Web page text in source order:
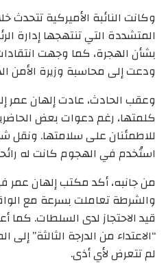
وكانت النائبة الأميركية
المتشددة التي تنتهجها إدارة
بشأن الهجرة، كما وجهت
ودعت إلى محاسبة وزيرة الأمن
وعقب الحادث، عادت إلهان عمر
كلمتها، رغم دعوات بعض
للاطمئنان على سلامتها. ونقل
استُخدم في الهجوم كانت له
من جانبه، أكد مكتب إلهان عمر
والشرطة تعاملت بسرعة مع
قيد الاحتجاز لدى السلطات. كما
“الاعتداء من الدرجة الثالثة” إلى
لم تتعرض لأي أذى.